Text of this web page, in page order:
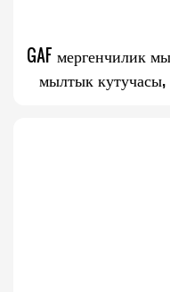
GAF мергенчилик
мылтык